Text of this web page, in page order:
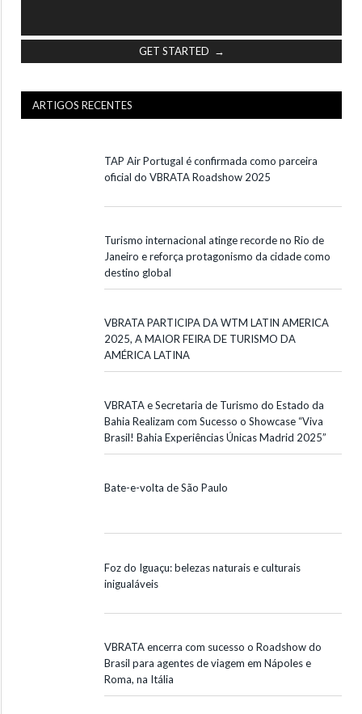
GET STARTED →
ARTIGOS RECENTES
TAP Air Portugal é confirmada como parceira
oficial do VBRATA Roadshow 2025
Turismo internacional atinge recorde no Rio de
Janeiro e reforça protagonismo da cidade como
destino global
VBRATA PARTICIPA DA WTM LATIN AMERICA
2025, A MAIOR FEIRA DE TURISMO DA
AMÉRICA LATINA
VBRATA e Secretaria de Turismo do Estado da
Bahia Realizam com Sucesso o Showcase “Viva
Brasil! Bahia Experiências Únicas Madrid 2025”
Bate-e-volta de São Paulo
Foz do Iguaçu: belezas naturais e culturais
inigualáveis
VBRATA encerra com sucesso o Roadshow do
Brasil para agentes de viagem em Nápoles e
Roma, na Itália